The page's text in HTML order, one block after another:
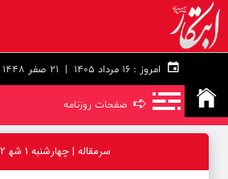
امروز : ۱۶ مرداد ۱۴۰۵ | 21 صفر 1448
➪ صفحات روزنامه
سرمقاله | چهارشنبه 1 شه‍ 1402